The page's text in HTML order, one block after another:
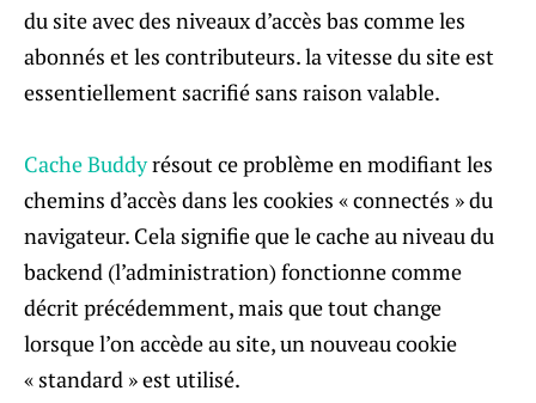
du site avec des niveaux d’accès bas comme les
abonnés et les contributeurs. la vitesse du site est
essentiellement sacrifié sans raison valable.
Cache Buddyrésout ce problème en modifiant les
chemins d’accès dans les cookies « connectés » du
navigateur. Cela signifie que le cache au niveau du
backend (l’administration) fonctionne comme
décrit précédemment, mais que tout change
lorsque l’on accède au site, un nouveau cookie
« standard » est utilisé.